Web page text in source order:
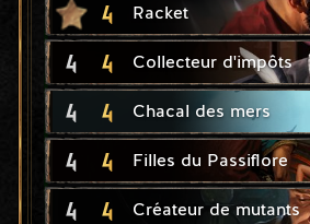
4 Racket
4 4 Collecteur d'impôts
4 4 Chacal des mers
4 4 Filles du Passiflore
4 4 Créateur de mutants